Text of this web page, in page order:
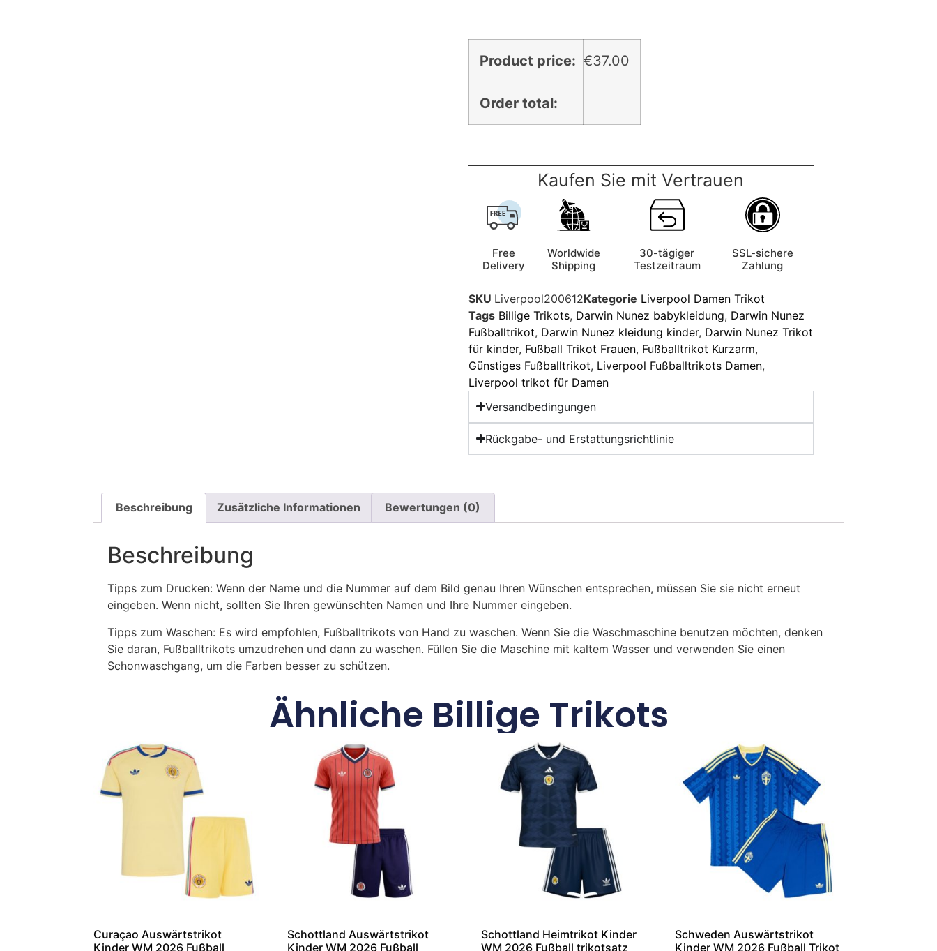
Product price: €37.00
Order total:
Kaufen Sie mit Vertrauen
Free
Delivery
Worldwide
Shipping
30-tägiger
Testzeitraum
SSL-sichere
Zahlung
SKU Liverpool200612Kategorie Liverpool Damen Trikot
Tags Billige Trikots, Darwin Nunez babykleidung, Darwin Nunez
Fußballtrikot, Darwin Nunez kleidung kinder, Darwin Nunez Trikot
für kinder, Fußball Trikot Frauen, Fußballtrikot Kurzarm,
Günstiges Fußballtrikot, Liverpool Fußballtrikots Damen,
Liverpool trikot für Damen
Versandbedingungen
Rückgabe- und Erstattungsrichtlinie
Beschreibung Zusätzliche Informationen Bewertungen (0)
Beschreibung
Tipps zum Drucken: Wenn der Name und die Nummer auf dem Bild genau Ihren Wünschen entsprechen, müssen Sie sie nicht erneut
eingeben. Wenn nicht, sollten Sie Ihren gewünschten Namen und Ihre Nummer eingeben.
Tipps zum Waschen: Es wird empfohlen, Fußballtrikots von Hand zu waschen. Wenn Sie die Waschmaschine benutzen möchten, denken
Sie daran, Fußballtrikots umzudrehen und dann zu waschen. Füllen Sie die Maschine mit kaltem Wasser und verwenden Sie einen
Schonwaschgang, um die Farben besser zu schützen.
Ähnliche Billige Trikots
Curaçao Auswärtstrikot
Kinder WM 2026 Fußball
Schottland Auswärtstrikot
Kinder WM 2026 Fußball
Schottland Heimtrikot Kinder
WM 2026 Fußball trikotsatz
Schweden Auswärtstrikot
Kinder WM 2026 Fußball Trikot